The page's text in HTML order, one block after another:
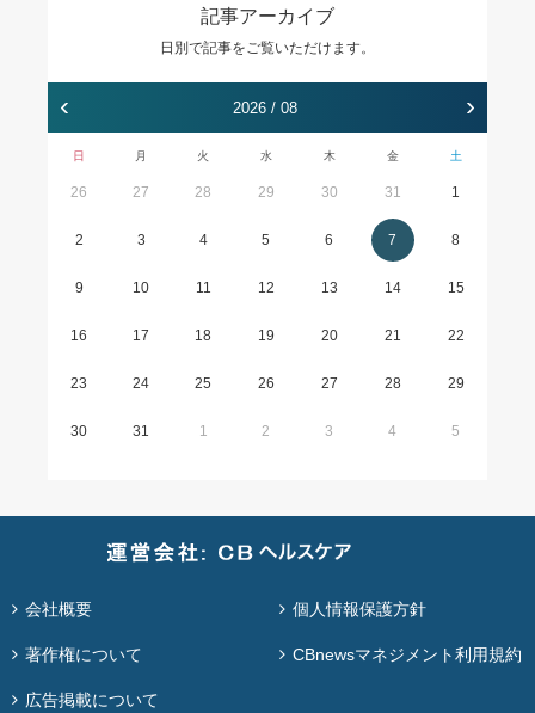
記事アーカイブ
日別で記事をご覧いただけます。
‹ 2026 / 08 ›
日 月 火 水 木 金 土
26 27 28 29 30 31 1
2 3 4 5 6 7 8
9 10 11 12 13 14 15
16 17 18 19 20 21 22
23 24 25 26 27 28 29
30 31 1 2 3 4 5
会社概要 個人情報保護方針
著作権について CBnewsマネジメント利用規約
広告掲載について